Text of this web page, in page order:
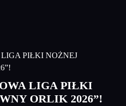
LIGA PIŁKI
ORLIK 2026”!